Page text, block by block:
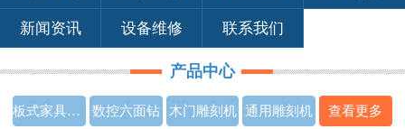
新闻资讯 设备维修 联系我们
产品中心
板式家具开料机 数控六面钻 木门雕刻机 通用雕刻机 查看更多